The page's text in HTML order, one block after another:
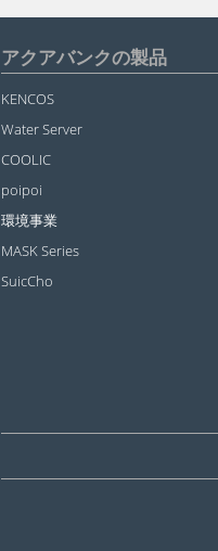
アクアバンクの製品
KENCOS
Water Server
COOLIC
poipoi
環境事業
MASK Series
SuicCho